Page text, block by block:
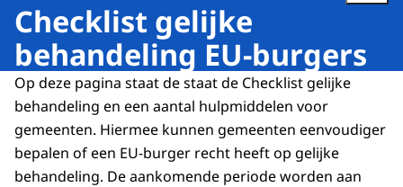
Checklist gelijke
behandeling EU-burgers
Op deze pagina staat de staat de Checklist gelijke
behandeling en een aantal hulpmiddelen voor
gemeenten. Hiermee kunnen gemeenten eenvoudiger
bepalen of een EU-burger recht heeft op gelijke
behandeling. De aankomende periode worden aan